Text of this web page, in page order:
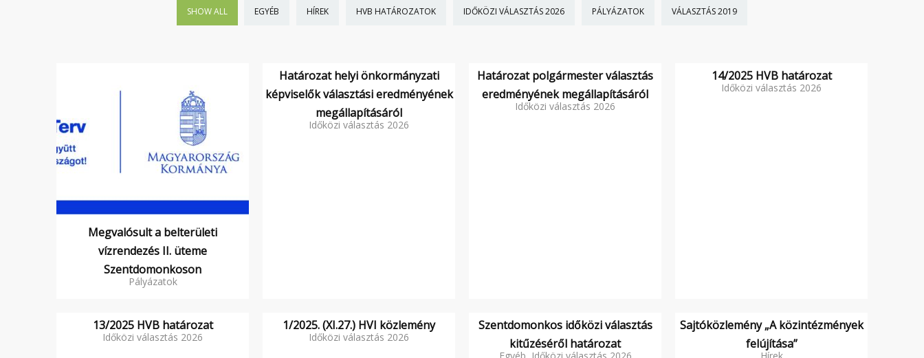
SHOW ALL EGYÉB HÍREK HVB HATÁROZATOK IDŐKÖZI VÁLASZTÁS 2026 PÁLYÁZATOK VÁLASZTÁS 2019
Megvalósult a belterületi
vízrendezés II. üteme
Szentdomonkoson
Pályázatok
Határozat helyi önkormányzati
képviselők választási eredményének
megállapításáról
Időközi választás 2026
Határozat polgármester választás
eredményének megállapításáról
Időközi választás 2026
14/2025 HVB határozat
Időközi választás 2026
13/2025 HVB határozat
Időközi választás 2026
1/2025. (XI.27.) HVI közlemény
Időközi választás 2026
Szentdomonkos időközi választás
kitűzéséről határozat
Sajtóközlemény „A közintézmények
felújítása”